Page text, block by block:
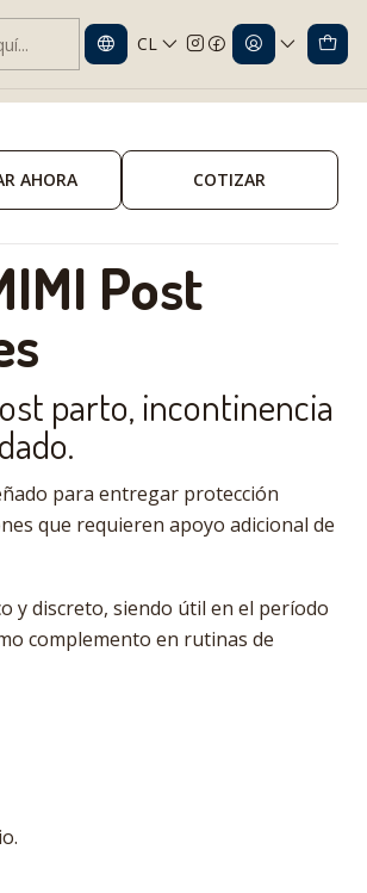
CL
AHORA COTIZAR
Post
parto, incontinencia
para entregar protección
que requieren apoyo adicional de
y discreto, siendo útil en el período
complemento en rutinas de